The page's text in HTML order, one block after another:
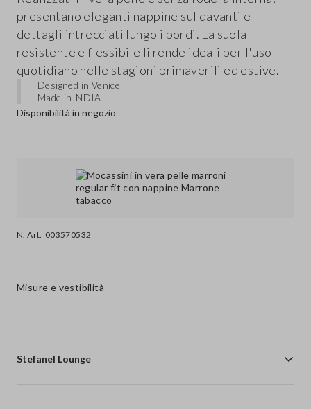
N. Art. 003570532
presentano eleganti nappine sul davanti e
dettagli intrecciati lungo i bordi. La suola
resistente e flessibile li rende ideali per l'uso
quotidiano nelle stagioni primaverili ed estive.
Designed in Venice
Made in INDIA
Disponibilità in negozio
Misure e vestibilità
Stefanel Lounge